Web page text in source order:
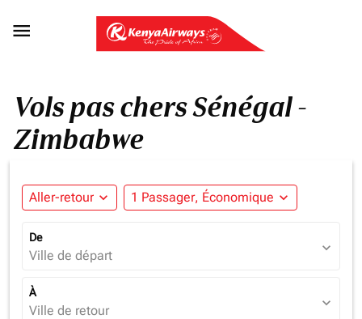

Vols pas chers Sénégal -
Zimbabwe
Aller-retour expand_more 1 Passager, Économique expand_more
De
Ville de départ expand_more
À
Ville de retour expand_more